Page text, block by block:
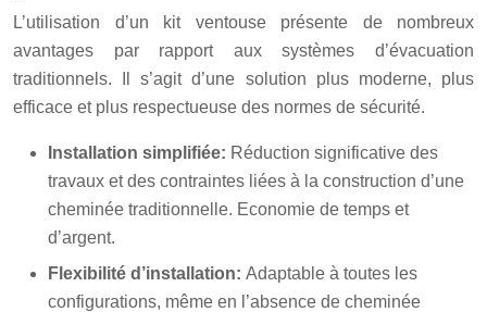
L’utilisation d’un kit ventouse présente de nombreux
avantages par rapport aux systèmes d’évacuation
traditionnels. Il s’agit d’une solution plus moderne, plus
efficace et plus respectueuse des normes de sécurité.
Installation simplifiée: Réduction significative des
travaux et des contraintes liées à la construction d’une
cheminée traditionnelle. Economie de temps et
d’argent.
Flexibilité d’installation: Adaptable à toutes les
configurations, même en l’absence de cheminée